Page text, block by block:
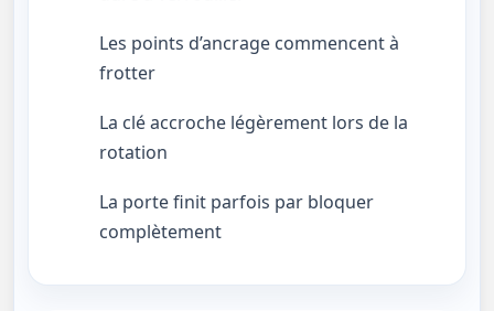
Les points d’ancrage commencent à
frotter
La clé accroche légèrement lors de la
rotation
La porte finit parfois par bloquer
complètement